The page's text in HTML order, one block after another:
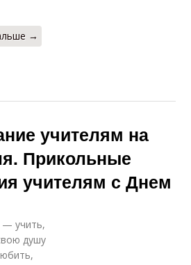
→
учителям на
Прикольные
учителям с Днем
— учить,
душу